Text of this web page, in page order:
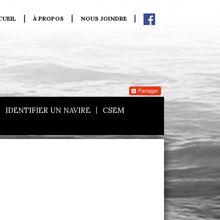
À PROPOS NOUS JOINDRE
Partager
IDENTIFIER UN NAVIRE CSEM